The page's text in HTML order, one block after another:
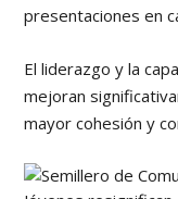
presentaciones en
El liderazgo y la
mejoran
mayor cohesión y